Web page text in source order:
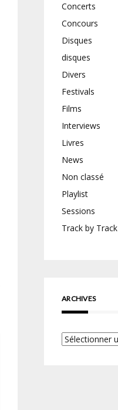
Concerts
Concours
Disques
disques
Divers
Festivals
Films
Interviews
Livres
News
Non classé
Playlist
Sessions
Track by Track
ARCHIVES
Archives